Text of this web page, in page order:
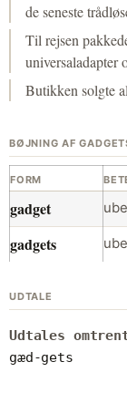
de seneste
Til rejsen
universaladapter
Butikken solgte
BØJNING AF
FORM
gadget
gadgets
UDTALE
Udtales
gæd-gets